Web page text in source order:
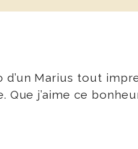
Marius tout
j’aime ce